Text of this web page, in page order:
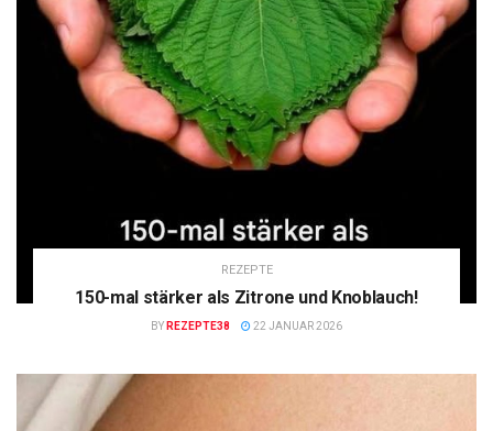
REZEPTE
150-mal stärker als Zitrone und Knoblauch!
BY REZEPTE38 22 JANUAR 2026